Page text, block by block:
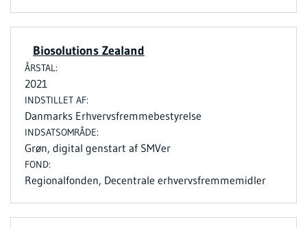
Biosolutions Zealand
2021
Danmarks Erhvervsfremmebestyrelse
Grøn, digital genstart af SMVer
Regionalfonden, Decentrale erhvervsfremmemidler